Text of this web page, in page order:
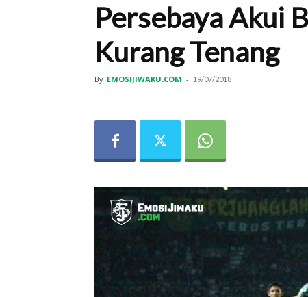
Persebaya Akui
Kurang Tenang
By EMOSIJIWAKU.COM - 19/07/2018